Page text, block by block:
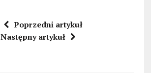
Poprzedni artykuł
Następny artykuł